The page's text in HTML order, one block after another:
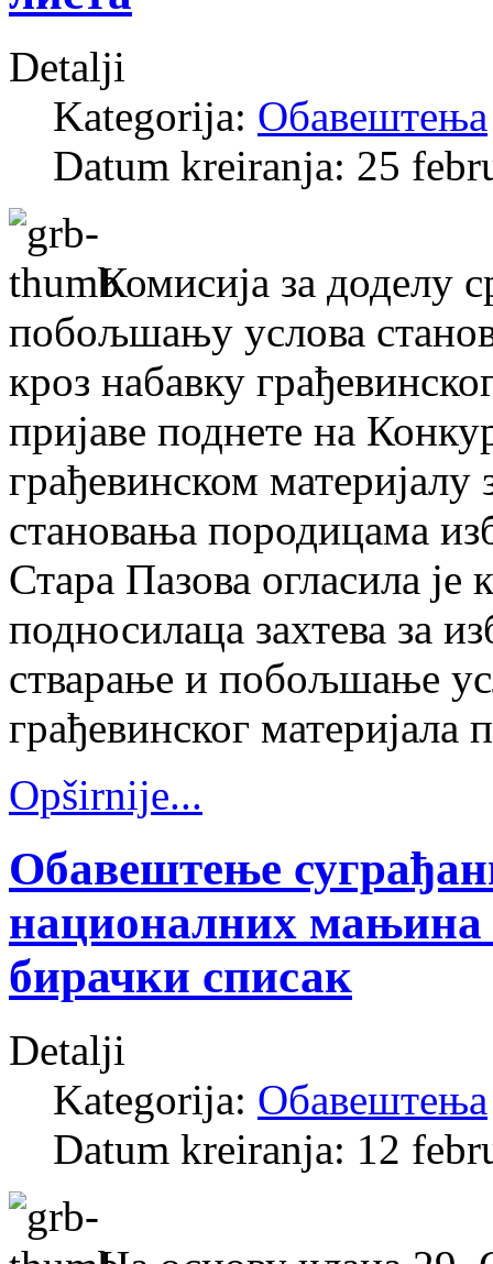
Detalji
Kategorija: Обавештења
Datum kreiranja: 25
Комисијa за доделу
побољшању услова
кроз набавку
пријаве поднете на
грађевинском
становања породицама
Стара Пазова огласила је
подносилаца захтева за
стварање и побољшање
грађевинског материјала
Opširnije...
Обавештење
националних мањина
бирачки списак
Detalji
Kategorija: Обавештења
Datum kreiranja: 12